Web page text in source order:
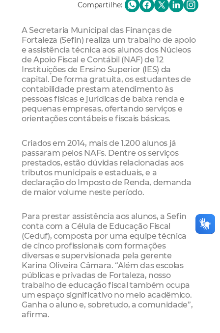
Compartilhe:
A Secretaria Municipal das Finanças de
Fortaleza (Sefin) realiza um trabalho de apoio
e assistência técnica aos alunos dos Núcleos
de Apoio Fiscal e Contábil (NAF) de 12
Instituições de Ensino Superior (IES) da
capital. De forma gratuita, os estudantes de
contabilidade prestam atendimento às
pessoas físicas e jurídicas de baixa renda e
pequenas empresas, ofertando serviços e
orientações contábeis e fiscais básicas.
Criados em 2014, mais de 1.200 alunos já
passaram pelos NAFs. Dentre os serviços
prestados, estão dúvidas relacionadas aos
tributos municipais e estaduais, e a
declaração do Imposto de Renda, demanda
de maior volume neste período.
Para prestar assistência aos alunos, a Sefin
conta com a Célula de Educação Fiscal
(Ceduf), composta por uma equipe técnica
de cinco profissionais com formações
diversas e supervisionada pela gerente
Karina Oliveira Câmara. “Além das escolas
públicas e privadas de Fortaleza, nosso
trabalho de educação fiscal também ocupa
um espaço significativo no meio acadêmico.
Ganha o aluno e, sobretudo, a comunidade”,
afirma.